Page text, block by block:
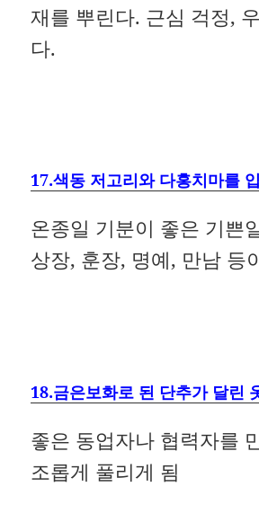
재를 뿌린다. 근심 걱정,
다.
17.색동 저고리와 다홍치마를
온종일 기분이 좋은 기쁜
상장, 훈장, 명예, 만남 등
18.금은보화로 된 단추가 달린
좋은 동업자나 협력자를
조롭게 풀리게 됨